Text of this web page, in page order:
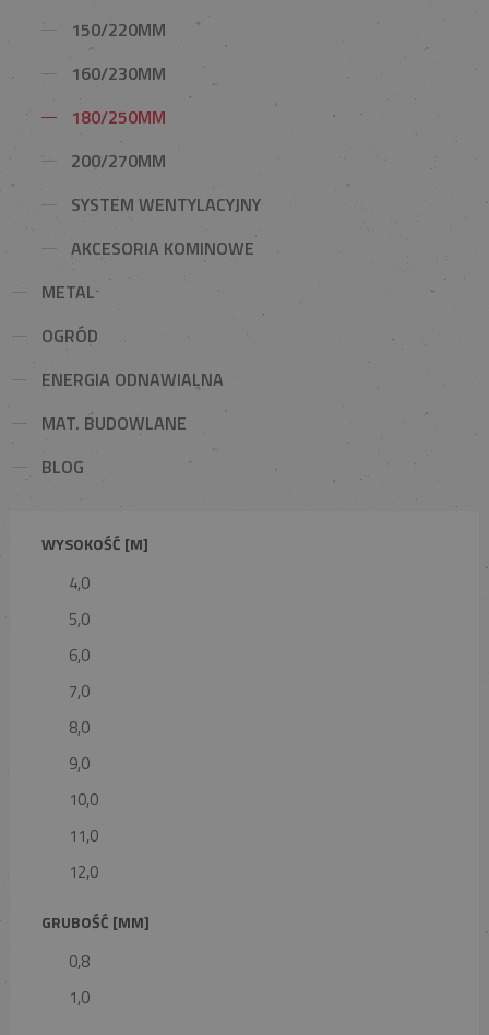
150/220MM
160/230MM
180/250MM
200/270MM
SYSTEM WENTYLACYJNY
AKCESORIA KOMINOWE
METAL
OGRÓD
ENERGIA ODNAWIALNA
MAT. BUDOWLANE
BLOG
WYSOKOŚĆ [M]
4,0
5,0
6,0
7,0
8,0
9,0
10,0
11,0
12,0
GRUBOŚĆ [MM]
0,8
1,0